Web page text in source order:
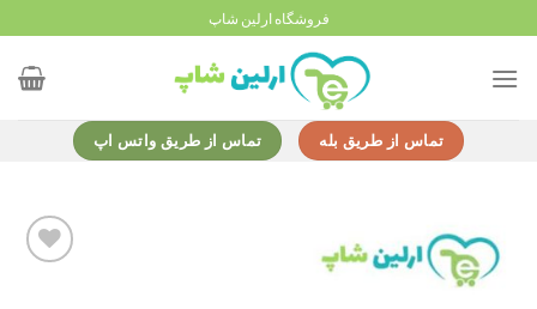
to
content
فروشگاه ارلین شاپ
تماس از طریق بله تماس از طریق واتس اپ